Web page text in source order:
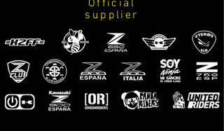
Official
supplier